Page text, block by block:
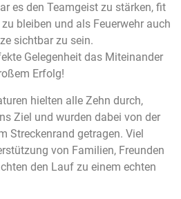
es den Teamgeist zu stärken, fit
bleiben und als Feuerwehr auch
sichtbar zu sein.
Gelegenheit das Miteinander
Erfolg!
hielten alle Zehn durch,
Ziel und wurden dabei von der
Streckenrand getragen. Viel
von Familien, Freunden
den Lauf zu einem echten